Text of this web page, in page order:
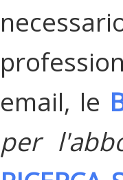
email, le
per